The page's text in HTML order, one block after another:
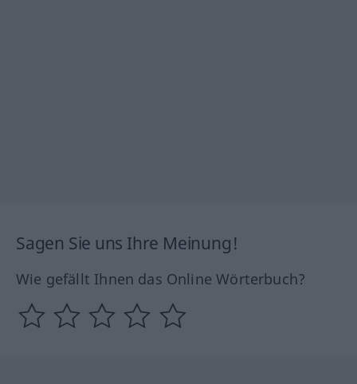
Sagen Sie uns Ihre Meinung!
Wie gefällt Ihnen das Online Wörterbuch?